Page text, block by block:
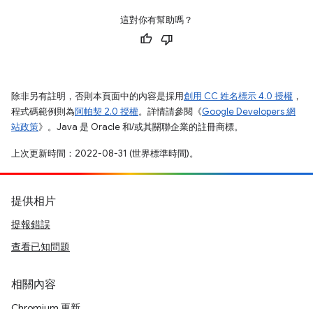
這對你有幫助嗎？
除非另有註明，否則本頁面中的內容是採用創用 CC 姓名標示 4.0 授權 ，
程式碼範例則為阿帕契 2.0 授權。詳情請參閱《Google Developers 網
站政策》。Java 是 Oracle 和/或其關聯企業的註冊商標。
上次更新時間：2022-08-31 (世界標準時間)。
提供相片
提報錯誤
查看已知問題
相關內容